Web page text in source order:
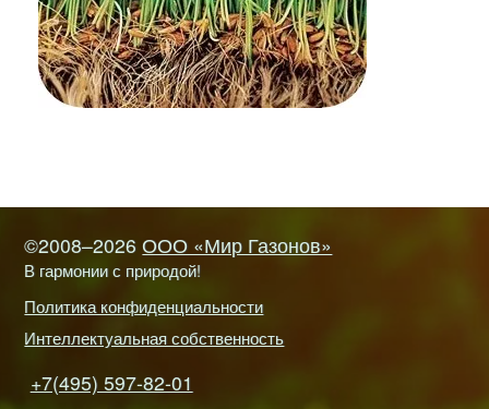
©2008–2026 ООО «Мир Газонов»
В гармонии с природой!
Политика конфиденциальности
Интеллектуальная собственность
+7(495) 597-82-01